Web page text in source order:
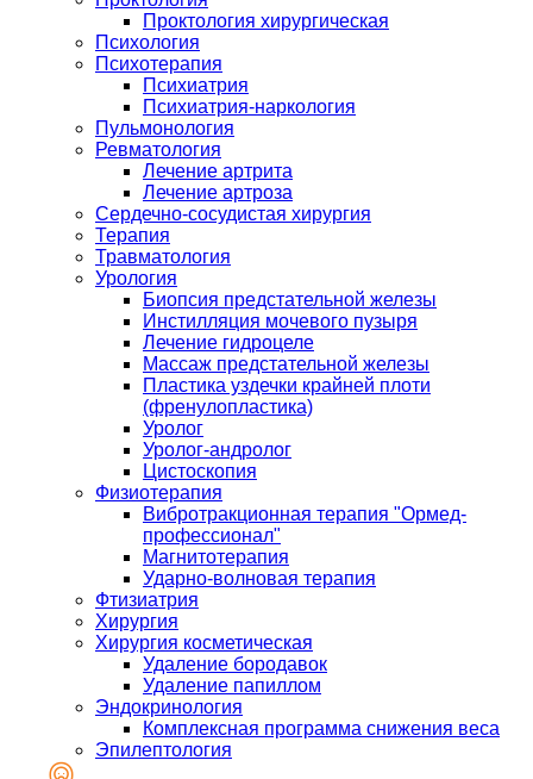
Проктология хирургическая
Психология
Психотерапия
Психиатрия
Психиатрия-наркология
Пульмонология
Ревматология
Лечение артрита
Лечение артроза
Сердечно-сосудистая хирургия
Терапия
Травматология
Урология
Биопсия предстательной железы
Инстилляция мочевого пузыря
Лечение гидроцеле
Массаж предстательной железы
Пластика уздечки крайней плоти
(френулопластика)
Уролог
Уролог-андролог
Цистоскопия
Физиотерапия
Вибротракционная терапия "Ормед-
профессионал"
Магнитотерапия
Ударно-волновая терапия
Фтизиатрия
Хирургия
Хирургия косметическая
Удаление бородавок
Удаление папиллом
Эндокринология
Комплексная программа снижения веса
Эпилептология